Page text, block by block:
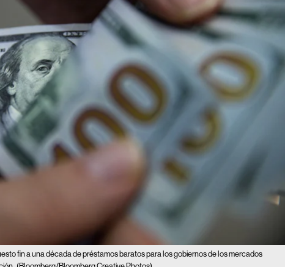
fin a una década de préstamos baratos para los gobiernos de los mercados